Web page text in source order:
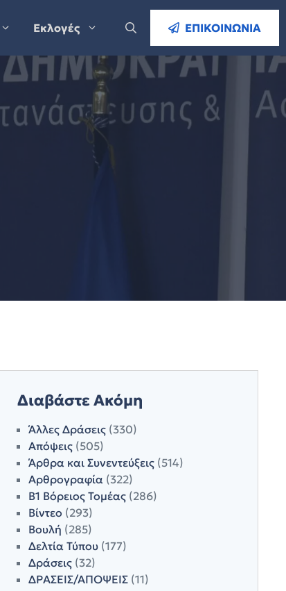
Εκλογές ΕΠΙΚΟΙΝΩΝΙΑ
Διαβάστε Ακόμη
Άλλες Δράσεις(330)
Απόψεις(505)
Άρθρα και Συνεντεύξεις(514)
Αρθρογραφία(322)
Β1 Βόρειος Τομέας(286)
Βίντεο (293)
Βουλή (285)
Δελτία Τύπου(177)
Δράσεις(32)
ΔΡΑΣΕΙΣ/ΑΠΟΨΕΙΣ(11)